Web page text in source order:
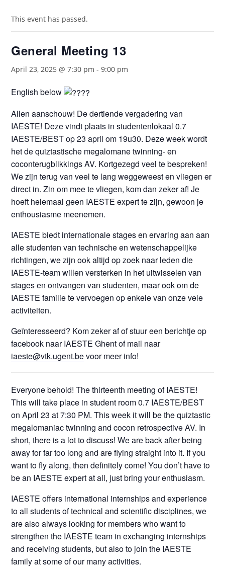
This event has passed.
General Meeting 13
April 23, 2025 @ 7:30 pm -9:00 pm
English below
Allen aanschouw! De dertiende vergadering van
IAESTE! Deze vindt plaats in studentenlokaal 0.7
IAESTE/BEST op 23 april om 19u30. Deze week wordt
het de quiztastische megalomane twinning- en
coconterugblikkings AV. Kortgezegd veel te bespreken!
We zijn terug van veel te lang weggeweest en vliegen er
direct in. Zin om mee te vliegen, kom dan zeker af! Je
hoeft helemaal geen IAESTE expert te zijn, gewoon je
enthousiasme meenemen.
IAESTE biedt internationale stages en ervaring aan aan
alle studenten van technische en wetenschappelijke
richtingen, we zijn ook altijd op zoek naar leden die
IAESTE-team willen versterken in het uitwisselen van
stages en ontvangen van studenten, maar ook om de
IAESTE familie te vervoegen op enkele van onze vele
activiteiten.
Geïnteresseerd? Kom zeker af of stuur een berichtje op
facebook naar IAESTE Ghent of mail naar
iaeste@vtk.ugent.bevoor meer info!
Everyone behold! The thirteenth meeting of IAESTE!
This will take place in student room 0.7 IAESTE/BEST
on April 23 at 7:30 PM. This week it will be the quiztastic
megalomaniac twinning and cocon retrospective AV. In
short, there is a lot to discuss! We are back after being
away for far too long and are flying straight into it. If you
want to fly along, then definitely come! You don’t have to
be an IAESTE expert at all, just bring your enthusiasm.
IAESTE offers international internships and experience
to all students of technical and scientific disciplines, we
are also always looking for members who want to
strengthen the IAESTE team in exchanging internships
and receiving students, but also to join the IAESTE
family at some of our many activities.